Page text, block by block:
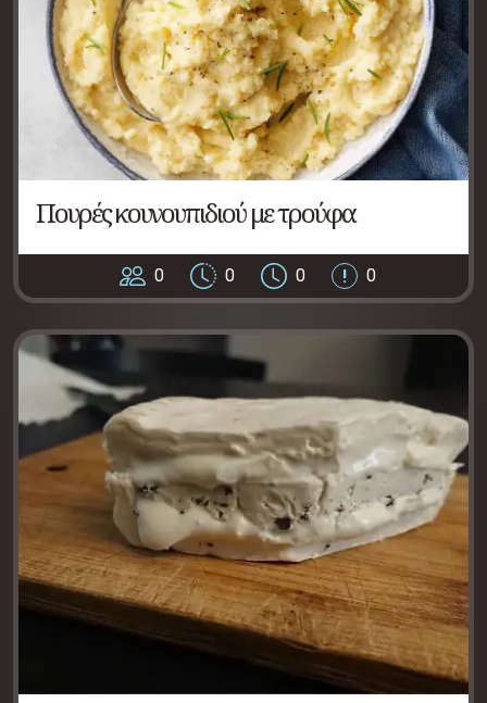
Πουρές κουνουπιδιού με τρούφα
0 0 0 0